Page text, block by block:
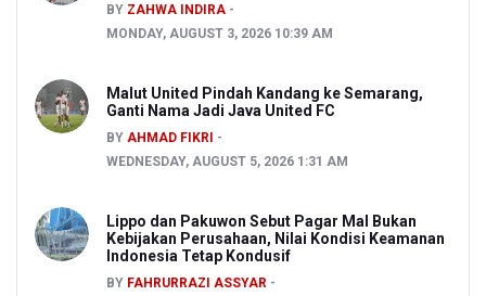
BY ZAHWA INDIRA
MONDAY, AUGUST 3, 2026 10:39 AM
Malut United Pindah Kandang ke Semarang,
Ganti Nama Jadi Java United FC
BY AHMAD FIKRI
WEDNESDAY, AUGUST 5, 2026 1:31 AM
Lippo dan Pakuwon Sebut Pagar Mal Bukan
Kebijakan Perusahaan, Nilai Kondisi Keamanan
Indonesia Tetap Kondusif
BY FAHRURRAZI ASSYAR